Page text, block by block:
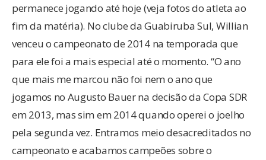
permanece jogando até hoje (veja fotos do atleta ao
fim da matéria). No clube da Guabiruba Sul, Willian
venceu o campeonato de 2014 na temporada que
para ele foi a mais especial até o momento. “O ano
que mais me marcou não foi nem o ano que
jogamos no Augusto Bauer na decisão da Copa SDR
em 2013, mas sim em 2014 quando operei o joelho
pela segunda vez. Entramos meio desacreditados no
campeonato e acabamos campeões sobre o